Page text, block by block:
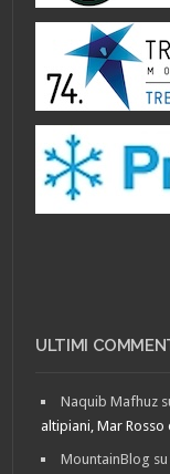
ULTIMI
Naquib Mafhuz
altipiani, Mar
MountainBlog